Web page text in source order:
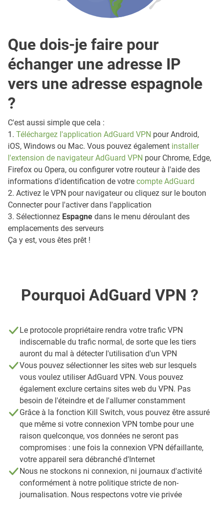
Que dois-je faire pour
échanger une adresse IP
vers une adresse espagnole
?
C'est aussi simple que cela :
1. Téléchargez l'application AdGuard VPN pour Android,
iOS, Windows ou Mac. Vous pouvez également installer
l'extension de navigateur AdGuard VPN pour Chrome, Edge,
Firefox ou Opera, ou configurer votre routeur à l'aide des
informations d'identification de votre compte AdGuard
2. Activez le VPN pour navigateur ou cliquez sur le bouton
Connecter pour l'activer dans l'application
3. Sélectionnez Espagne dans le menu déroulant des
emplacements des serveurs
Ça y est, vous êtes prêt !
Pourquoi AdGuard VPN ?
Le protocole propriétaire rendra votre trafic VPN
indiscernable du trafic normal, de sorte que les tiers
auront du mal à détecter l'utilisation d'un VPN
Vous pouvez sélectionner les sites web sur lesquels
vous voulez utiliser AdGuard VPN. Vous pouvez
également exclure certains sites web du VPN. Pas
besoin de l'éteindre et de l'allumer constamment
Grâce à la fonction Kill Switch, vous pouvez être assuré
que même si votre connexion VPN tombe pour une
raison quelconque, vos données ne seront pas
compromises : une fois la connexion VPN défaillante,
votre appareil sera débranché d'Internet
Nous ne stockons ni connexion, ni journaux d'activité
conformément à notre politique stricte de non-
journalisation. Nous respectons votre vie privée